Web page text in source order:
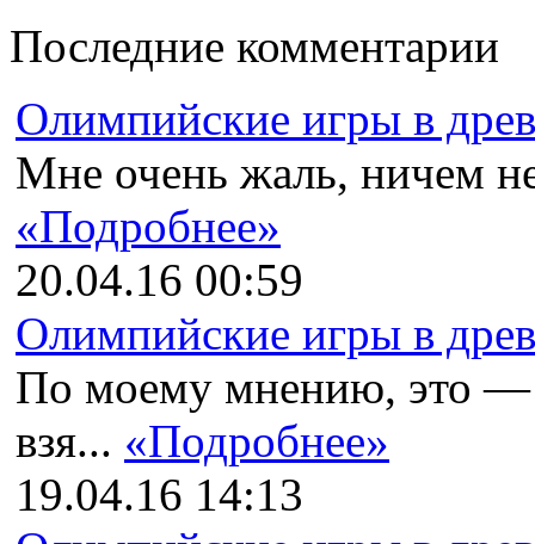
Последние комментарии
Олимпийские игры в
Мне очень жаль, ничем
«Подробнее»
20.04.16 00:59
Олимпийские игры в
По моему мнению, это
взя... «Подробнее»
19.04.16 14:13